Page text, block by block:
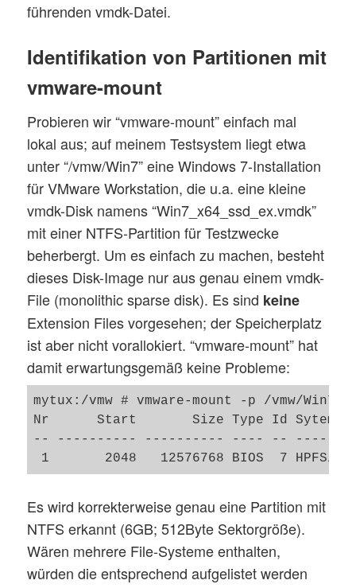
führenden vmdk-Datei.
Identifikation von Partitionen mit
vmware-mount
Probieren wir “vmware-mount” einfach mal
lokal aus; auf meinem Testsystem liegt etwa
unter “/vmw/Win7” eine Windows 7-Installation
für VMware Workstation, die u.a. eine kleine
vmdk-Disk namens “Win7_x64_ssd_ex.vmdk”
mit einer NTFS-Partition für Testzwecke
beherbergt. Um es einfach zu machen, besteht
dieses Disk-Image nur aus genau einem vmdk-
File (monolithic sparse disk). Es sind keine
Extension Files vorgesehen; der Speicherplatz
ist aber nicht vorallokiert. “vmware-mount” hat
damit erwartungsgemäß keine Probleme:
mytux:/vmw # vmware-mount -p /vmw/Win7/
Nr      Start       Size
-- ---------- ---------- ---- --
Es wird korrekterweise genau eine Partition mit
NTFS erkannt (6GB; 512Byte Sektorgröße).
Wären mehrere File-Systeme enthalten,
würden die entsprechend aufgelistet werden